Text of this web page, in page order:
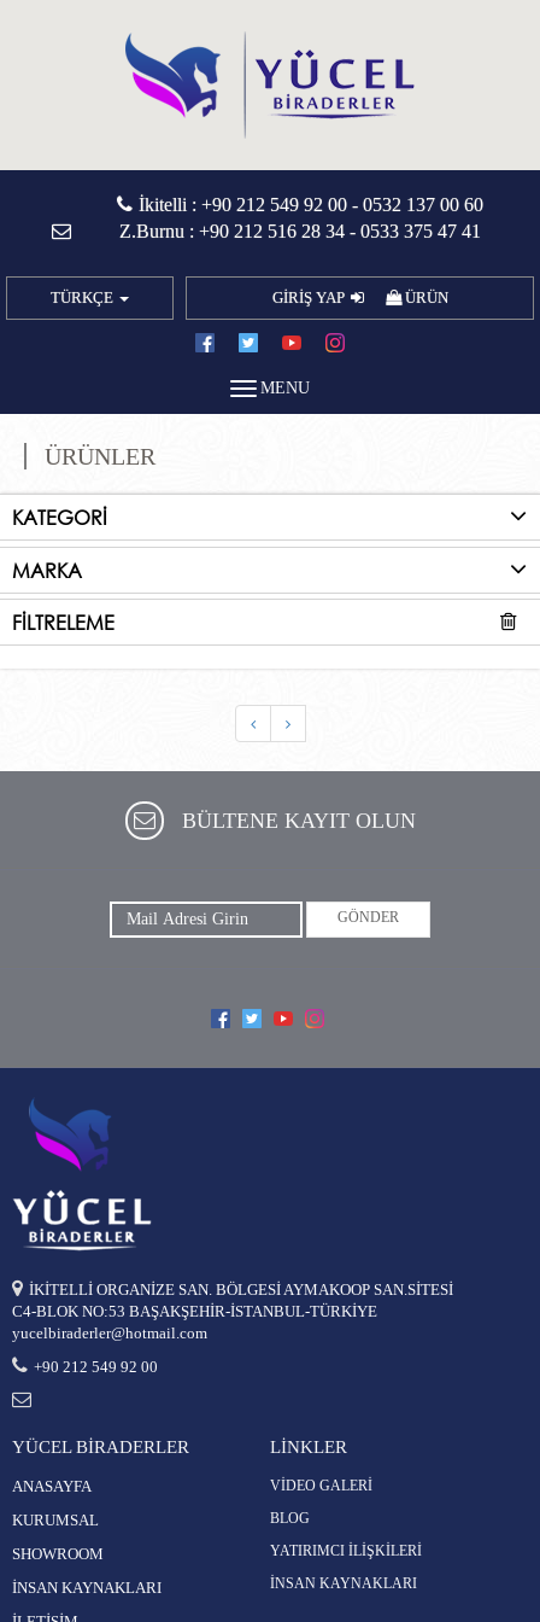
İkitelli : +90 212 549 92 00- 0532 137 00 60
Z.Burnu : +90 212 516 28 34- 0533 375 47 41
TÜRKÇE GİRİŞ YAP ÜRÜN
MENU
ÜRÜNLER
KATEGORİ
MARKA
FİLTRELEME
BÜLTENE KAYIT OLUN
GÖNDER
İKİTELLİ ORGANİZE SAN. BÖLGESİ AYMAKOOP SAN.SİTESİ
C4-BLOK NO:53 BAŞAKŞEHİR-İSTANBUL-TÜRKİYE
yucelbiraderler@hotmail.com
+90 212 549 92 00
YÜCEL BİRADERLER
ANASAYFA
KURUMSAL
SHOWROOM
İNSAN KAYNAKLARI
LİNKLER
VİDEO GALERİ
BLOG
YATIRIMCI İLİŞKİLERİ
İNSAN KAYNAKLARI